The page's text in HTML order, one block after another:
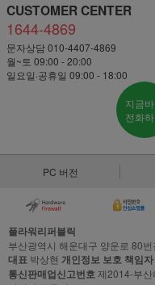
CUSTOMER CENTER
1644-4869
문자상담 010-4407-4869
월~토 09:00 - 20:00
일요일·공휴일 09:00 - 18:00
지금
전화
PC 버전
플라워리퍼블릭
부산광역시 해운대구 양운로 80
대표 박상현 개인정보 보호 책임자
통신판매업신고번호제2014-부